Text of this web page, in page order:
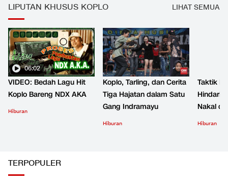
LIPUTAN KHUSUS KOPLO LIHAT SEMUA
06:02
VIDEO: Bedah Lagu Hit
Koplo Bareng NDX AKA
Hiburan
Koplo, Tarling, dan Cerita
Tiga Hajatan dalam Satu
Gang Indramayu
Hiburan
Taktik
Hindari
Nakal
Hiburan
TERPOPULER